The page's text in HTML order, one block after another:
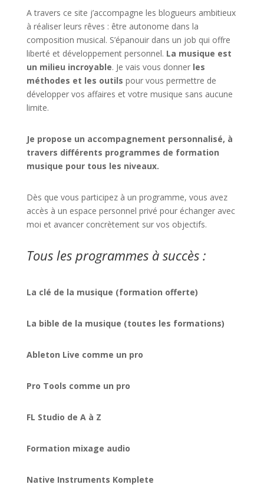
A travers ce site j’accompagne les blogueurs ambitieux
à réaliser leurs rêves : être autonome dans la
composition musical. S’épanouir dans un job qui offre
liberté et développement personnel. La musique est
un milieu incroyable. Je vais vous donner les
méthodes et les outils pour vous permettre de
développer vos affaires et votre musique sans aucune
limite.
Je propose un accompagnement personnalisé, à
travers différents programmes de formation
musique pour tous les niveaux.
Dès que vous participez à un programme, vous avez
accès à un espace personnel privé pour échanger avec
moi et avancer concrètement sur vos objectifs.
Tous les programmes à succès :
La clé de la musique (formation offerte)
La bible de la musique (toutes les formations)
Ableton Live comme un pro
Pro Tools comme un pro
FL Studio de A à Z
Formation mixage audio
Native Instruments Komplete